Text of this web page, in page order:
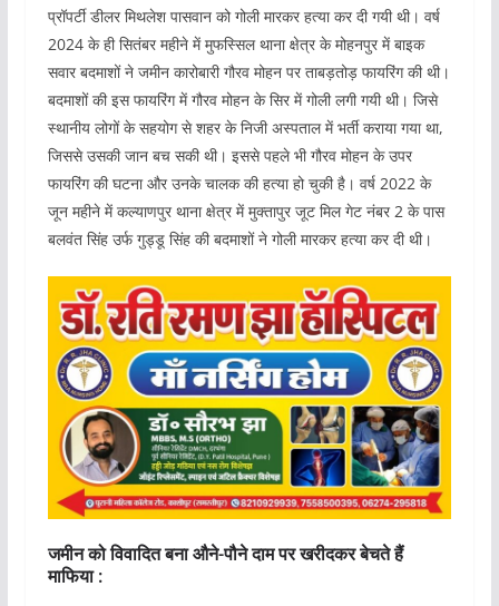
प्रॉपर्टी डीलर मिथलेश पासवान को गोली मारकर हत्या कर दी गयी थी। वर्ष
2024 के ही सितंबर महीने में मुफस्सिल थाना क्षेत्र के मोहनपुर में बाइक
सवार बदमाशों ने जमीन कारोबारी गौरव मोहन पर ताबड़तोड़ फायरिंग की थी।
बदमाशों की इस फायरिंग में गौरव मोहन के सिर में गोली लगी गयी थी। जिसे
स्थानीय लोगों के सहयोग से शहर के निजी अस्पताल में भर्ती कराया गया था,
जिससे उसकी जान बच सकी थी। इससे पहले भी गौरव मोहन के उपर
फायरिंग की घटना और उनके चालक की हत्या हो चुकी है। वर्ष 2022 के
जून महीने में कल्याणपुर थाना क्षेत्र में मुक्तापुर जूट मिल गेट नंबर 2 के पास
बलवंत सिंह उर्फ गुड्डू सिंह की बदमाशों ने गोली मारकर हत्या कर दी थी।
जमीन को विवादित बना औने-पौने दाम पर खरीदकर बेचते हैं
माफिया :